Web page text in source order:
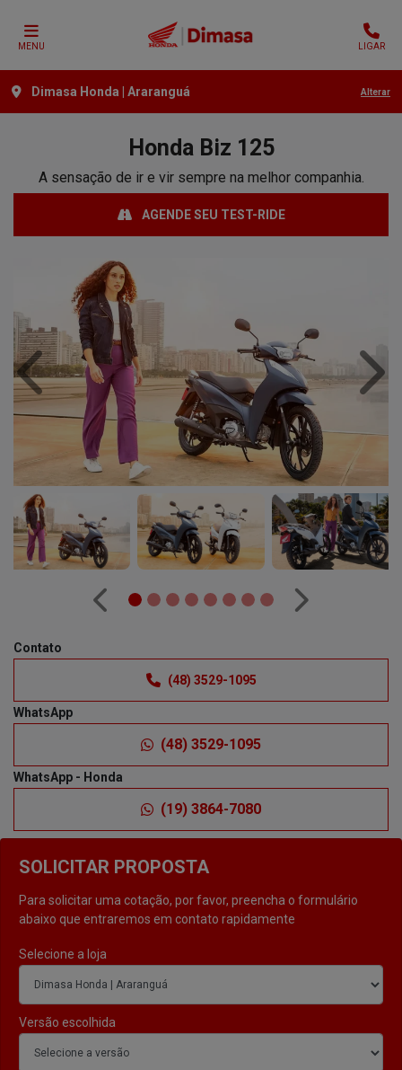
MENU LIGAR
Dimasa Honda | Araranguá Alterar
HondaBiz 125
A sensação de ir e vir sempre na melhor companhia.
AGENDE SEU TEST-RIDE
SOLICITAR PROPOSTA
Para solicitar uma cotação, por favor, preencha o formulário
abaixo que entraremos em contato rapidamente
Selecione a loja
Versão escolhida
Anterior
Anterior Próximo
Contato
(48) 3529-1095
WhatsApp
(48) 3529-1095
WhatsApp - Honda
(19) 3864-7080